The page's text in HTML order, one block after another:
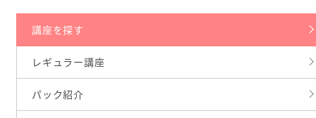
講座を探す
レギュラー講座
パック紹介